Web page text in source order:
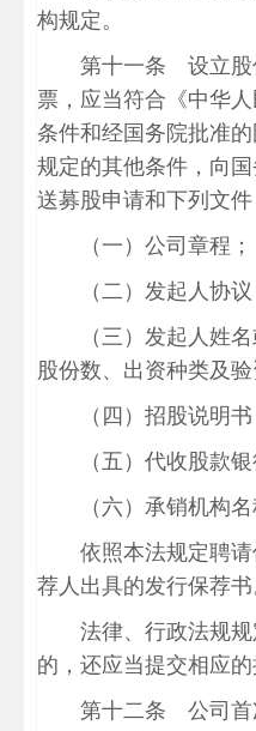
构规定。
第十一条 设立股
票，应当符合《中华
条件和经国务院批准
规定的其他条件，向
送募股申请和下列文件
（一）公司章程；
（二）发起人协议
（三）发起人姓
股份数、出资种类及验
（四）招股说明书
（五）代收股款
（六）承销机构
依照本法规定聘
荐人出具的发行保荐书
法律、行政法规
的，还应当提交相应的
第十二条 公司首